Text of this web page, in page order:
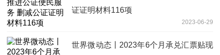
证证明材料116项
2023-06-29
世界微动态丨2023年6个月承兑汇票贴现